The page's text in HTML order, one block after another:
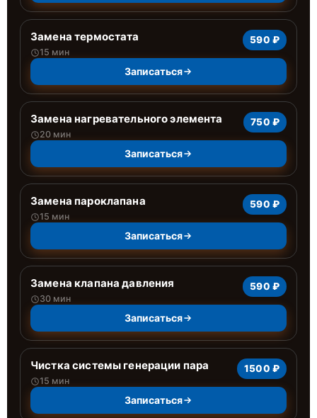
Замена термостата
15 мин
590 ₽
Записаться
Замена нагревательного элемента
20 мин
750 ₽
Записаться
Замена пароклапана
15 мин
590 ₽
Записаться
Замена клапана давления
30 мин
590 ₽
Записаться
Чистка системы генерации пара
15 мин
1500 ₽
Записаться